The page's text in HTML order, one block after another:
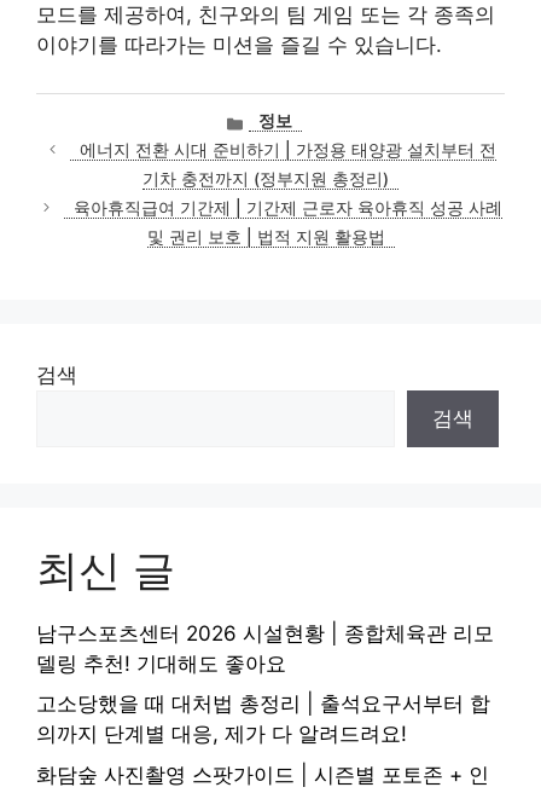
모드를 제공하여, 친구와의 팀 게임 또는 각 종족의
이야기를 따라가는 미션을 즐길 수 있습니다.
카
테
고
리
정보
에너지 전환 시대 준비하기 | 가정용 태양광 설치부터 전
기차 충전까지 (정부지원 총정리)
육아휴직급여 기간제 | 기간제 근로자 육아휴직 성공 사례
및 권리 보호 | 법적 지원 활용법
검색
검색
최신 글
남구스포츠센터 2026 시설현황 | 종합체육관 리모
델링 추천! 기대해도 좋아요
고소당했을 때 대처법 총정리 | 출석요구서부터 합
의까지 단계별 대응, 제가 다 알려드려요!
화담숲 사진촬영 스팟가이드 | 시즌별 포토존 + 인